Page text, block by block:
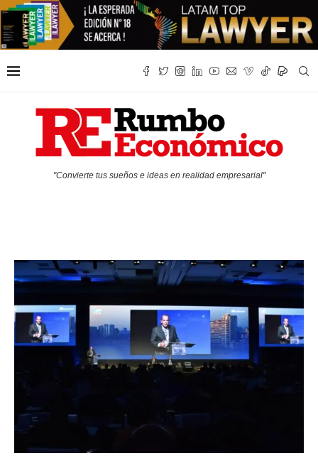
"Convierte tus sueños e ideas en realidad empresarial"